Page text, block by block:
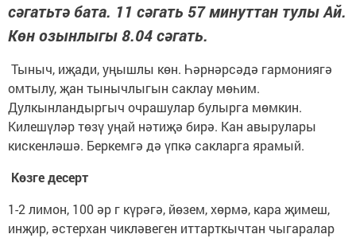
сәгатьтә бата. 11 сәгать 57 минуттан тулы Ай.
Көн озынлыгы 8.04 сәгать.
Тыныч, иҗади, уңышлы көн. Һәрнәрсәдә гармониягә
омтылу, җан тынычлыгын сак­лау мөһим.
Дулкынландыргыч очрашулар булырга мөмкин.
Килешүләр төзү уңай нәтиҗә бирә. Кан авырулары
кискенләшә. Беркемгә дә үпкә сакларга ярамый.
Көзге десерт
1-2 лимон, 100 әр г күрәгә, йөзем, хөрмә, кара җимеш,
инҗир, әстерхан чикләвеген иттарткычтан чыгаралар